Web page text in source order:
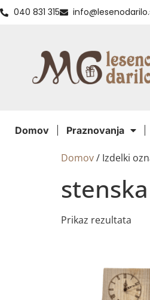
040 831 315
Domov Praznovanja
Domov/ Izdelki
Prikaz rezultata